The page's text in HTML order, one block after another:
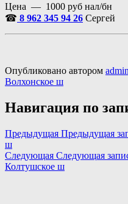
Цена — 1000 руб нал/бн
☎ 8 962 345 94 26 Сергей
Опубликовано автором admin
Волхонское ш
Навигация по
Предыдущая Предыдущая
ш
Следующая Следующая
Колтушское ш